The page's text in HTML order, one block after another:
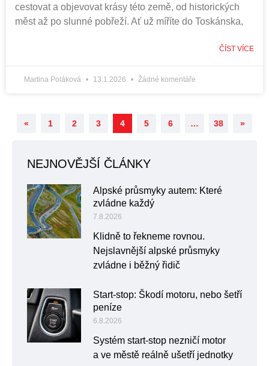
cestovat a objevovat krásy této země, od historických
měst až po slunné pobřeží. Ať už míříte do Toskánska,
ČÍST VÍCE
Martina Poláková 13.1.2026 Žádné komentáře
« 1 2 3 4 5 6 … 38 »
NEJNOVĚJŠÍ ČLÁNKY
Alpské průsmyky autem: Které
zvládne každý
7.8.2026
Klidně to řekneme rovnou.
Nejslavnější alpské průsmyky
zvládne i běžný řidič
Start-stop: Škodí motoru, nebo šetří
peníze
6.8.2026
Systém start-stop nezničí motor
a ve městě reálně ušetří jednotky